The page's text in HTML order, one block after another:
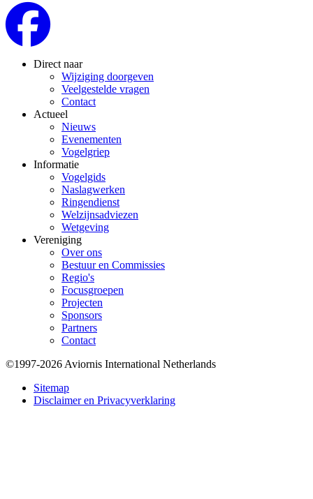
Direct naar
Wijziging doorgeven
Veelgestelde vragen
Contact
Actueel
Nieuws
Evenementen
Vogelgriep
Informatie
Vogelgids
Naslagwerken
Ringendienst
Welzijnsadviezen
Wetgeving
Vereniging
Over ons
Bestuur en Commissies
Regio's
Focusgroepen
Projecten
Sponsors
Partners
Contact
Bottom
©1997-2026 Aviornis International Netherlands
Sitemap
Disclaimer en Privacyverklaring